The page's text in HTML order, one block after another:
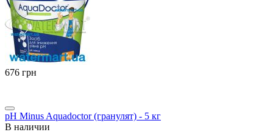
‍676‍ грн
pH Minus Aquadoctor (гранулят) - 5 кг
В наличии